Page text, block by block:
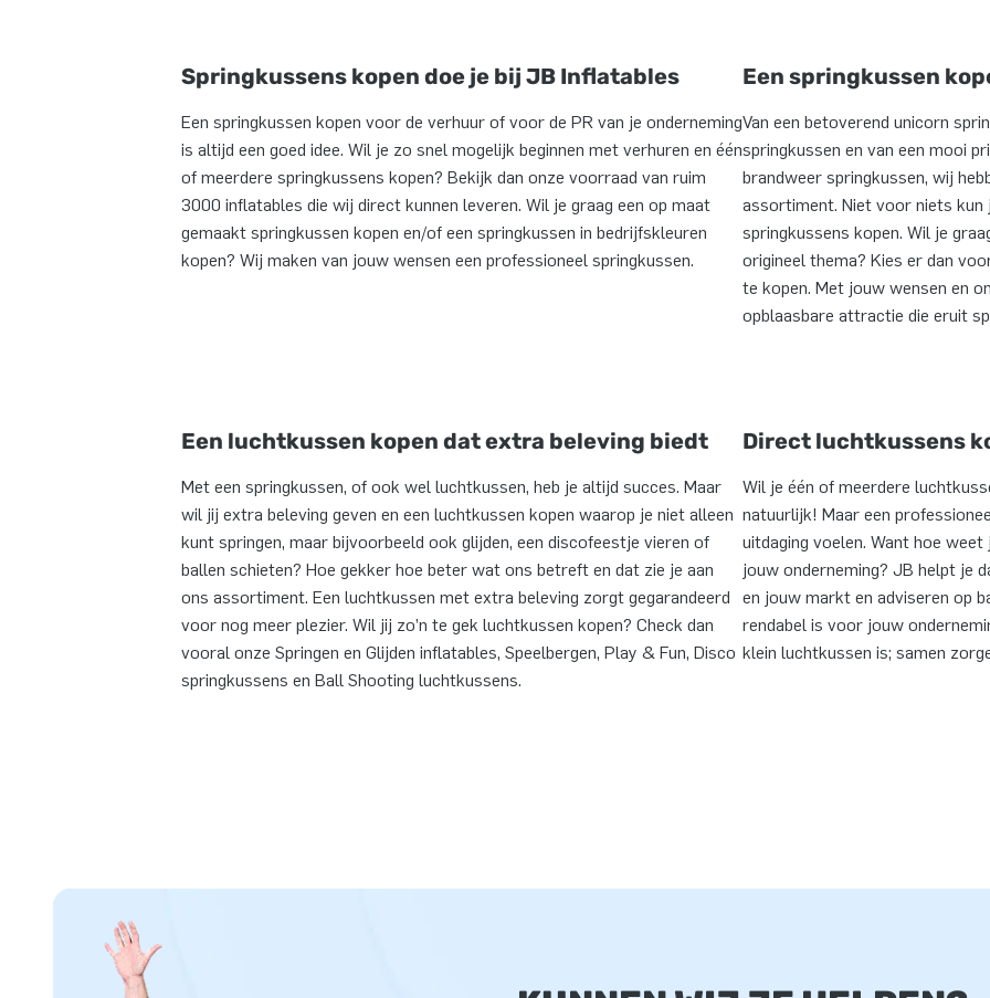
Springkussens kopen doe je bij JB Inflatables
Een springkussen kopen voor de verhuur of voor de PR van je onderneming
is altijd een goed idee. Wil je zo snel mogelijk beginnen met verhuren en één
of meerdere springkussens kopen? Bekijk dan onze voorraad van ruim
3000 inflatables die wij direct kunnen leveren. Wil je graag een op maat
gemaakt springkussen kopen en/of een springkussen in bedrijfskleuren
kopen? Wij maken van jouw wensen een professioneel springkussen.
Een springkussen
Van een betoverend unicorn
springkussen en van een mooi
brandweer springkussen, wij
assortiment. Niet voor niets
springkussens kopen. Wil je
origineel thema? Kies er dan
te kopen. Met jouw wensen en
opblaasbare attractie die eruit
Een luchtkussen kopen dat extra beleving biedt
Met een springkussen, of ook wel luchtkussen, heb je altijd succes. Maar
wil jij extra beleving geven en een luchtkussen kopen waarop je niet alleen
kunt springen, maar bijvoorbeeld ook glijden, een discofeestje vieren of
ballen schieten? Hoe gekker hoe beter wat ons betreft en dat zie je aan
ons assortiment. Een luchtkussen met extra beleving zorgt gegarandeerd
voor nog meer plezier. Wil jij zo’n te gek luchtkussen kopen? Check dan
vooral onze Springen en Glijden inflatables, Speelbergen, Play & Fun, Disco
springkussens en Ball Shooting luchtkussens.
Direct luchtkussens
Wil je één of meerdere
natuurlijk! Maar een
uitdaging voelen. Want hoe
jouw onderneming? JB helpt je
en jouw markt en adviseren op
rendabel is voor jouw
klein luchtkussen is; samen